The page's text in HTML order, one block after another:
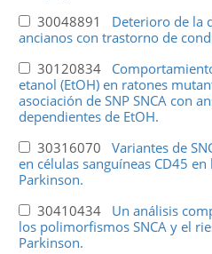
30048891 Deterioro de la
ancianos con trastorno de
30120834
etanol (EtOH) en ratones
asociación de SNP SNCA con
dependientes de EtOH.
30316070 Variantes de
en células sanguíneas CD45
Parkinson.
30410434 Un análisis
los polimorfismos SNCA y el
Parkinson.